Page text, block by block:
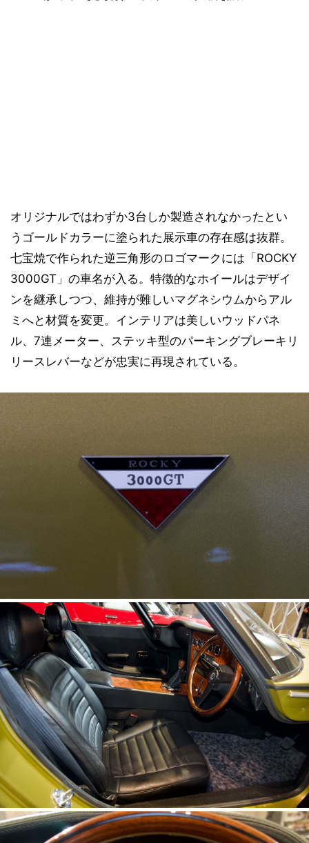
オリジナルではわずか3台しか製造されなかったとい
うゴールドカラーに塗られた展示車の存在感は抜群。
七宝焼で作られた逆三角形のロゴマークには「ROCKY
3000GT」の車名が入る。特徴的なホイールはデザイ
ンを継承しつつ、維持が難しいマグネシウムからアル
ミへと材質を変更。インテリアは美しいウッドパネ
ル、7連メーター、ステッキ型のパーキングブレーキリ
リースレバーなどが忠実に再現されている。